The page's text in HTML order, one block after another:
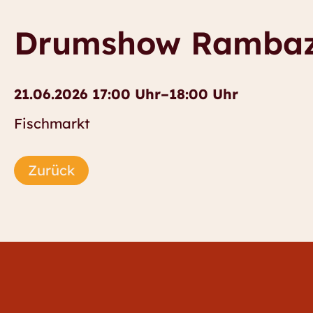
Drumshow
21.06.2026 17:00 Uhr–18:00 Uhr
Fischmarkt
Zurück